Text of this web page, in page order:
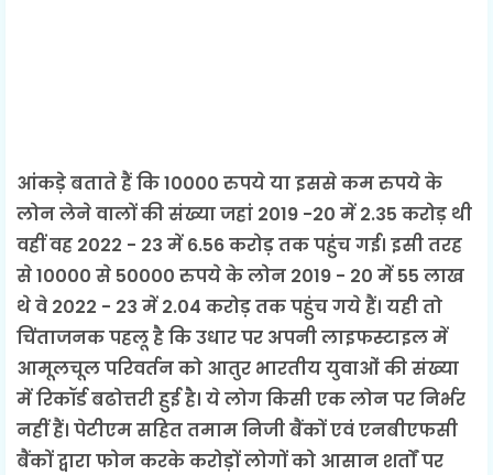
आंकड़े बताते हैं कि 10000 रुपये या इससे कम रुपये के
लोन लेने वालों की संख्या जहां 2019 -20 में 2.35 करोड़ थी
वहीं वह 2022 - 23 में 6.56 करोड़ तक पहुंच गई। इसी तरह
से 10000 से 50000 रुपये के लोन 2019 - 20 में 55 लाख
थे वे 2022 - 23 में 2.04 करोड़ तक पहुंच गये हैं। यही तो
चिंताजनक पहलू है कि उधार पर अपनी लाइफस्टाइल में
आमूलचूल परिवर्तन को आतुर भारतीय युवाओं की संख्या
में रिकॉर्ड बढोत्तरी हुई है। ये लोग किसी एक लोन पर निर्भर
नहीं हैं। पेटीएम सहित तमाम निजी बैंकों एवं एनबीएफसी
बैंकों द्वारा फोन करके करोड़ों लोगों को आसान शर्तों पर